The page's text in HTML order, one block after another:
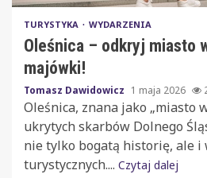
TURYSTYKA WYDARZENIA
Oleśnica – odkryj miasto
majówki!
Tomasz Dawidowicz 1 maja 2026
Oleśnica, znana jako „miasto
ukrytych skarbów Dolnego
nie tylko bogatą historię, ale i
turystycznych.... Czytaj dalej